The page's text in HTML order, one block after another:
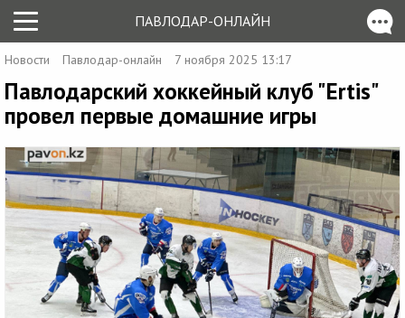
ПАВЛОДАР-ОНЛАЙН
Новости Павлодар-онлайн 7 ноября 2025 13:17
Павлодарский хоккейный клуб "Ertis"
провел первые домашние игры